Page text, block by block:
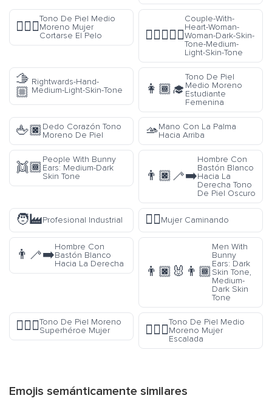
💇🏾‍♀️
Tono De Piel Medio
Moreno Mujer
Cortarse El Pelo
👩🏿‍❤️‍👩🏼
Couple-With-
Heart-Woman-
Woman-Dark-Skin-
Tone-Medium-
Light-Skin-Tone
🫱
🏼
Rightwards-Hand-
Medium-Light-Skin-Tone
👩🏾‍🎓
Tono De Piel
Medio Moreno
Estudiante
Femenina
🖕🏿Dedo Corazón Tono
Moreno De Piel
🫴Mano Con La Palma
Hacia Arriba
👯🏾
People With Bunny
Ears: Medium-Dark
Skin Tone
👨🏿‍🦯‍➡️
Hombre Con
Bastón Blanco
Hacia La
Derecha Tono
De Piel Oscuro
🧑‍🏭Profesional Industrial 🚶‍♀️Mujer Caminando
👨‍🦯‍➡️
Hombre Con
Bastón Blanco
Hacia La Derecha
👨🏿‍🐰‍👨🏾
Men With
Bunny
Ears: Dark
Skin Tone,
Medium-
Dark Skin
Tone
🦸🏿‍♀️Tono De Piel Moreno
Superhéroe Mujer
🧗🏾‍♀️
Tono De Piel Medio
Moreno Mujer
Escalada
Emojis semánticamente similares